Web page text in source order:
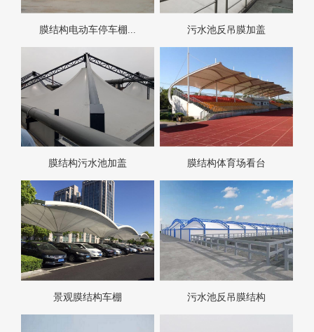
膜结构电动车停车棚... 污水池反吊膜加盖
膜结构污水池加盖 膜结构体育场看台
景观膜结构车棚 污水池反吊膜结构